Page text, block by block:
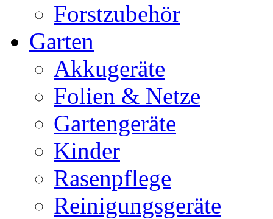
Forstzubehör
Garten
Akkugeräte
Folien & Netze
Gartengeräte
Kinder
Rasenpflege
Reinigungsgeräte